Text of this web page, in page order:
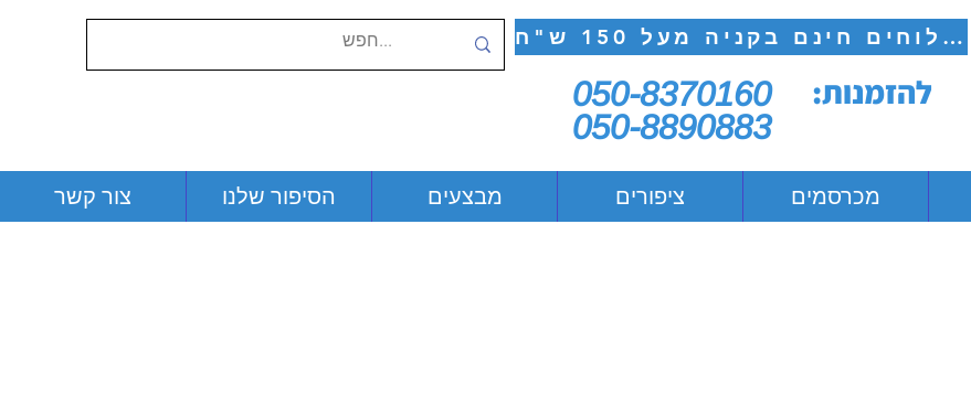
משלוחים חינם בקניה מעל 150 ש"ח
050-8370160
050-8890883
להזמנות:
צור קשר הסיפור שלנו מבצעים ציפורים מכרסמים